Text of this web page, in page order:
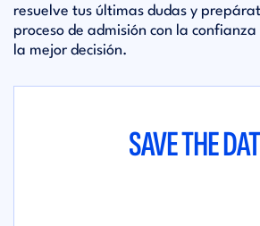
resuelve tus últimas dudas y
proceso de admisión con la
la mejor decisión.
SAVE THE